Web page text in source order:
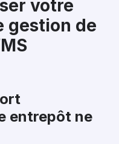
votre
gestion de
entrepôt ne